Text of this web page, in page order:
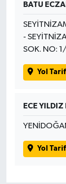
BATU
-
SOK. NO:
Yol
ECE YILDIZ
Yol
TARIM
TURİZM
YAŞAM